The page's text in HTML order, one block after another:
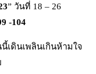
” วันที่ 18 – 26
-104
เดินเพลินเกินห้ามใจ